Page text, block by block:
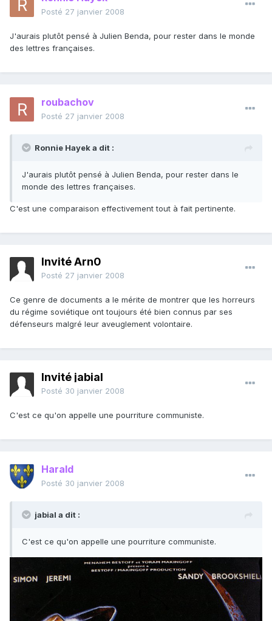
Posté 27 janvier 2008
J'aurais plutôt pensé à Julien Benda, pour rester dans le monde
des lettres françaises.
roubachov
Posté 27 janvier 2008
Ronnie Hayek a dit :
J'aurais plutôt pensé à Julien Benda, pour rester dans le
monde des lettres françaises.
C'est une comparaison effectivement tout à fait pertinente.
Invité Arn0
Posté 27 janvier 2008
Ce genre de documents a le mérite de montrer que les horreurs
du régime soviétique ont toujours été bien connus par ses
défenseurs malgré leur aveuglement volontaire.
Invité jabial
Posté 30 janvier 2008
C'est ce qu'on appelle une pourriture communiste.
Harald
Posté 30 janvier 2008
jabial a dit :
C'est ce qu'on appelle une pourriture communiste.